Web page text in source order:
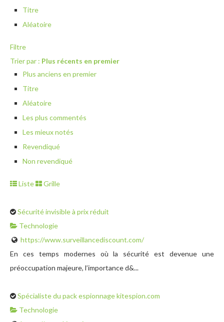
Titre
Aléatoire
Filtre
Trier par : Plus récents en premier
Plus anciens en premier
Titre
Aléatoire
Les plus commentés
Les mieux notés
Revendiqué
Non revendiqué
Liste Grille
Sécurité invisible à prix réduit
Technologie
https://www.surveillancediscount.com/
En ces temps modernes où la sécurité est devenue une
préoccupation majeure, l’importance d&...
Spécialiste du pack espionnage kitespion.com
Technologie